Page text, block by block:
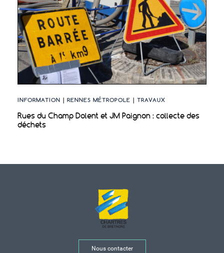
INFORMATION | RENNES MÉTROPOLE | TRAVAUX
Rues du Champ Dolent et JM Paignon : collecte des
déchets
Nous contacter